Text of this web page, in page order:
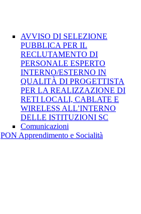
AVVISO DI SELEZIONE
PUBBLICA PER IL
RECLUTAMENTO DI
PERSONALE ESPERTO
INTERNO/ESTERNO IN
QUALITÀ DI PROGETTISTA
PER LA REALIZZAZIONE DI
RETI LOCALI, CABLATE E
WIRELESS ALL’INTERNO
DELLE ISTITUZIONI SC
Comunicazioni
PON Apprendimento e Socialità